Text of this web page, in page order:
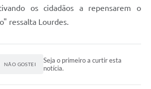
os cidadãos a repensarem o
ressalta Lourdes.
NÃO GOSTEI
Seja o primeiro a curtir esta
notícia.